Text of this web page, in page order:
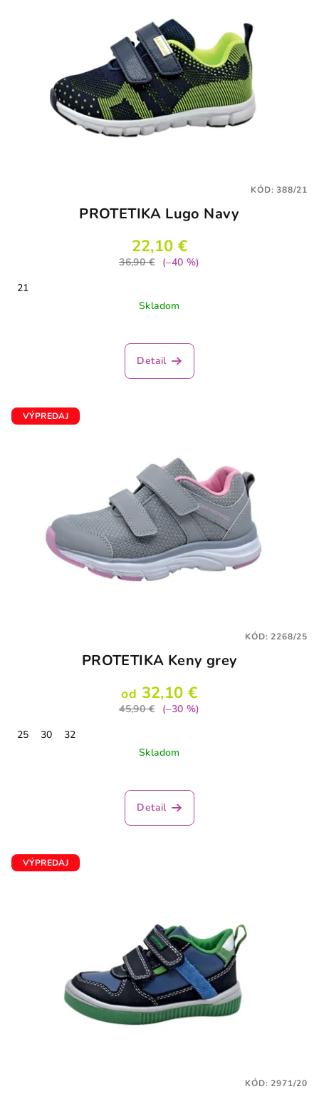
PROTETIKA Lugo Navy
22,10 €
36,90 €
(–40 %)
21
Skladom
Detail
KÓD:388/21
VÝPREDAJ
PROTETIKA Keny grey
od 32,10 €
45,90 €
(–30 %)
25
30
32
Skladom
Detail
KÓD:2268/25
VÝPREDAJ
KÓD:2971/20